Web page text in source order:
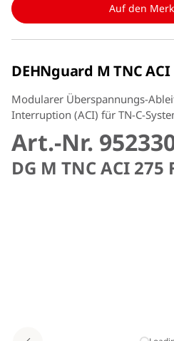
Auf den
DEHNguard M TNC ACI
Modularer Überspannungs-
Interruption (ACI) für TN-C-
Art.-Nr.
DG M TNC ACI 275